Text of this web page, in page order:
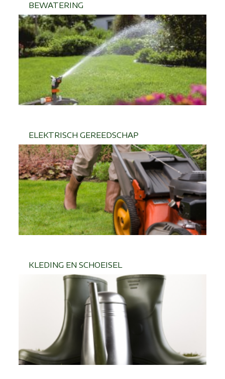
BEWATERING
ELEKTRISCH GEREEDSCHAP
KLEDING EN SCHOEISEL